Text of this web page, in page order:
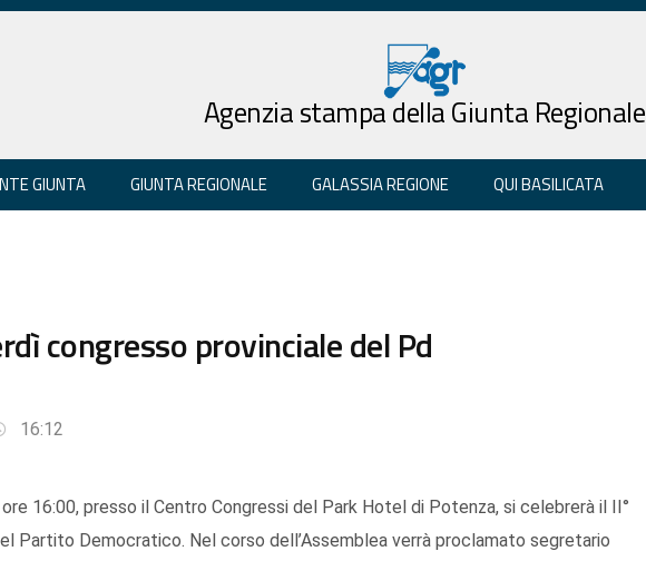
Agenzia stampa della Giunta Regionale
GIUNTA GIUNTA REGIONALE GALASSIA REGIONE QUI BASILICATA
congresso provinciale del Pd
16:12
16:00, presso il Centro Congressi del Park Hotel di Potenza, si celebrerà il II°
Partito Democratico. Nel corso dell’Assemblea verrà proclamato segretario